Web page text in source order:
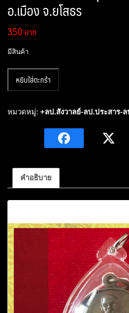
อ.เมือง จ.ยโสธร
350
มีสินค้า
เหรียญ
ปู่
สุมน
รอบ80ปี
ค้ำจุน
โลก
วัด
ป่า
หน
อง
ใคร้
อ.เมือง
หยิบใส่ตะกร้า
หมวดหมู่: +ลป.สังวาลย์-ลป.ประสาร-
คำอธิบาย